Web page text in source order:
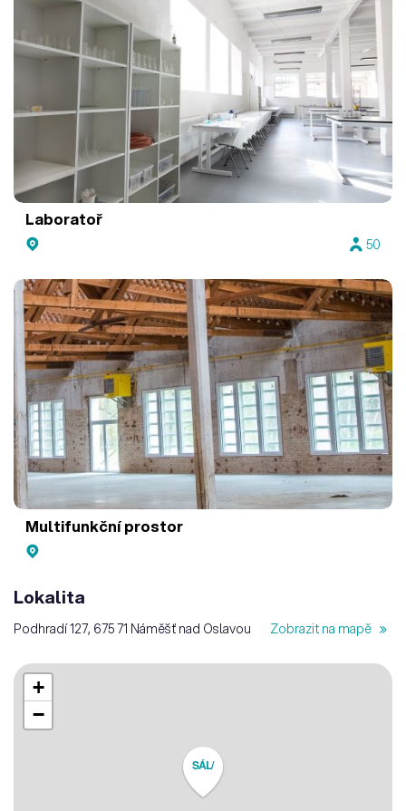
Laboratoř
50
Multifunkční prostor
Lokalita
Podhradí 127, 675 71 Náměšť nad Oslavou Zobrazit na mapě
SÁL/
+
−